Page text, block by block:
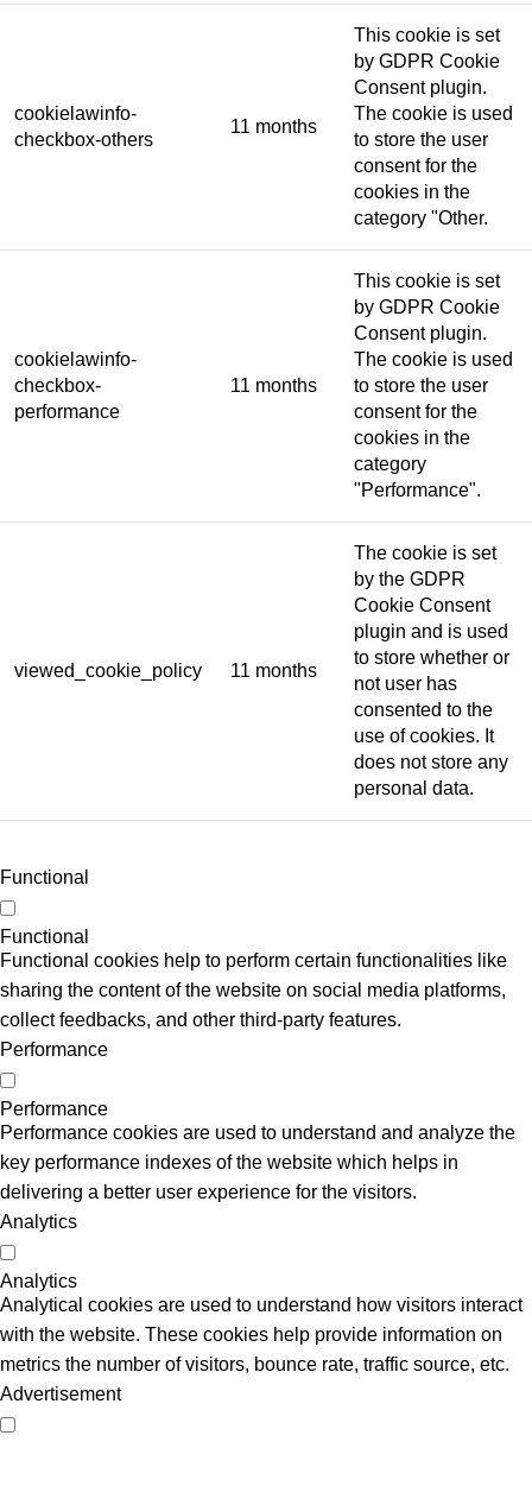
cookielawinfo-
checkbox-others
11 months
This cookie is set
by GDPR Cookie
Consent plugin.
The cookie is used
to store the user
consent for the
cookies in the
category "Other.
cookielawinfo-
checkbox-
performance
11 months
This cookie is set
by GDPR Cookie
Consent plugin.
The cookie is used
to store the user
consent for the
cookies in the
category
"Performance".
viewed_cookie_policy 11 months
The cookie is set
by the GDPR
Cookie Consent
plugin and is used
to store whether or
not user has
consented to the
use of cookies. It
does not store any
personal data.
Functional
Functional
Functional cookies help to perform certain functionalities like
sharing the content of the website on social media platforms,
collect feedbacks, and other third-party features.
Performance
Performance
Performance cookies are used to understand and analyze the
key performance indexes of the website which helps in
delivering a better user experience for the visitors.
Analytics
Analytics
Analytical cookies are used to understand how visitors interact
with the website. These cookies help provide information on
metrics the number of visitors, bounce rate, traffic source, etc.
Advertisement